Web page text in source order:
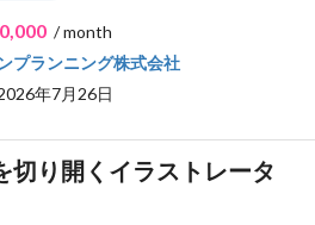
/ month
プランニング株式会社
年7月26日
切り開くイラストレータ